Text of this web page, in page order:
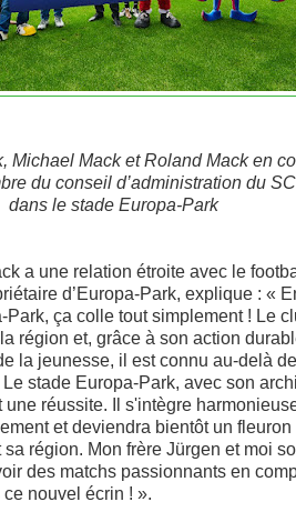
Michael Mack et Roland Mack en
du conseil d’administration du
dans le stade Europa-Park
a une relation étroite avec le
d’Europa-Park, explique : «
Park, ça colle tout simplement ! Le
région et, grâce à son action
la jeunesse, il est connu au-delà
stade Europa-Park, avec son
réussite. Il s'intègre
et deviendra bientôt un fleuron
région. Mon frère Jürgen et moi
des matchs passionnants en
nouvel écrin ! ».